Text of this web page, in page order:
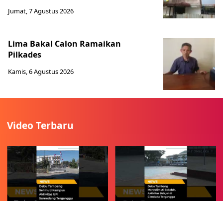
Jumat, 7 Agustus 2026
Lima Bakal Calon Ramaikan
Pilkades
Kamis, 6 Agustus 2026
Video Terbaru